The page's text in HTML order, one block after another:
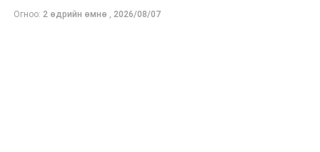
Огноо: 2 өдрийн өмнө , 2026/08/07